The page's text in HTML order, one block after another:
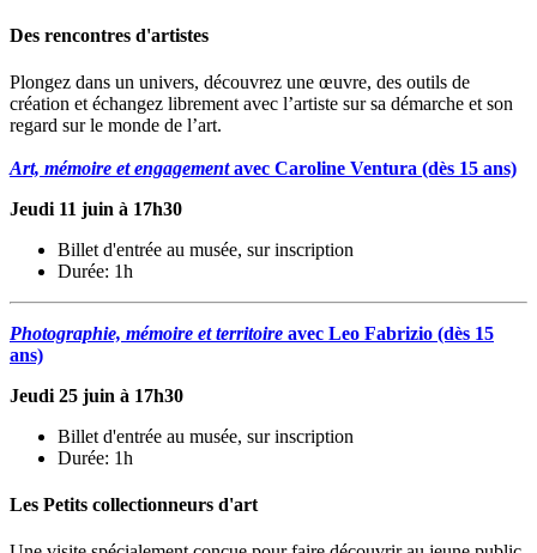
Des rencontres d'artistes
Plongez dans un univers, découvrez une œuvre, des outils de
création et échangez librement avec l’artiste sur sa démarche et son
regard sur le monde de l’art.
Art, mémoire et engagementavec Caroline Ventura (dès 15 ans)
Jeudi 11 juin à 17h30
Billet d'entrée au musée, sur inscription
Durée: 1h
Photographie, mémoire et territoire avec Leo Fabrizio (dès 15
ans)
Jeudi 25 juin à 17h30
Billet d'entrée au musée, sur inscription
Durée: 1h
Les Petits collectionneurs d'art